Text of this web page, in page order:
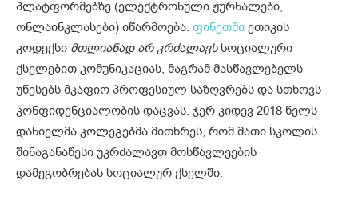
პლატფორმებზე (ელექტრონული ჟურნალები,
ონლაინკლასები) იწარმოება. ფინეთში ეთიკის
კოდექსი მთლიანად არ კრძალავსსოციალური
ქსელებით კომუნიკაციას, მაგრამ მასწავლებელს
უწესებს მკაფიო პროფესიულ საზღვრებს და სთხოვს
კონფიდენციალობის დაცვას. ჯერ კიდევ 2018 წელს
დანიელმა კოლეგებმა მითხრეს, რომ მათი სკოლის
შინაგანაწესი უკრძალავთ მოსწავლეების
დამეგობრებას სოციალურ ქსელში.